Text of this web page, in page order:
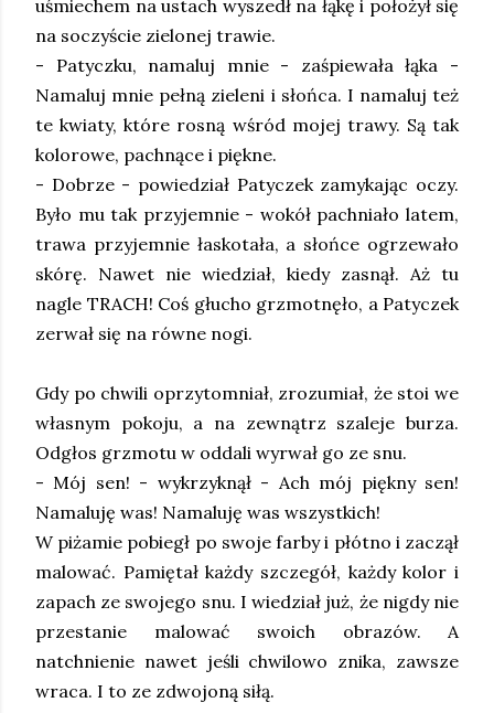
uśmiechem na ustach wyszedł na łąkę i położył się
na soczyście zielonej trawie.
- Patyczku, namaluj mnie - zaśpiewała łąka -
Namaluj mnie pełną zieleni i słońca. I namaluj też
te kwiaty, które rosną wśród mojej trawy. Są tak
kolorowe, pachnące i piękne.
- Dobrze - powiedział Patyczek zamykając oczy.
Było mu tak przyjemnie - wokół pachniało latem,
trawa przyjemnie łaskotała, a słońce ogrzewało
skórę. Nawet nie wiedział, kiedy zasnął. Aż tu
nagle TRACH! Coś głucho grzmotnęło, a Patyczek
zerwał się na równe nogi.
Gdy po chwili oprzytomniał, zrozumiał, że stoi we
własnym pokoju, a na zewnątrz szaleje burza.
Odgłos grzmotu w oddali wyrwał go ze snu.
- Mój sen! - wykrzyknął - Ach mój piękny sen!
Namaluję was! Namaluję was wszystkich!
W piżamie pobiegł po swoje farby i płótno i zaczął
malować. Pamiętał każdy szczegół, każdy kolor i
zapach ze swojego snu. I wiedział już, że nigdy nie
przestanie malować swoich obrazów. A
natchnienie nawet jeśli chwilowo znika, zawsze
wraca. I to ze zdwojoną siłą.